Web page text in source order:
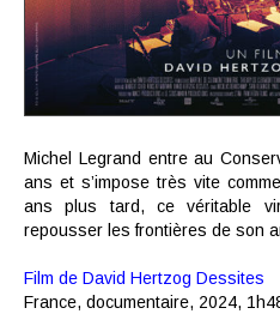
Michel Legrand entre au
ans et s’impose très vite
ans plus tard, ce véritable
repousser les frontières de son
Film de David Hertzog Dessites
France, documentaire, 2024,